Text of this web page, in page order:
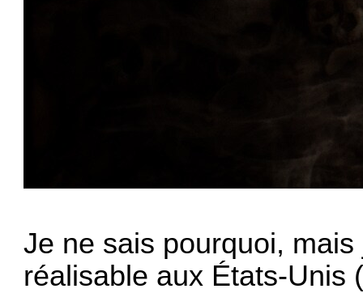
Je ne sais pourquoi,
réalisable aux États-Unis